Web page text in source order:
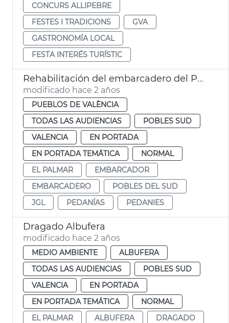
CONCURS ALLIPEBRE
FESTES I TRADICIONS
GVA
GASTRONOMÍA LOCAL
FESTA INTERÉS TURÍSTIC
Rehabilitación del embarcadero del Palmar
modificado hace 2 años
PUEBLOS DE VALÈNCIA
TODAS LAS AUDIENCIAS
POBLES SUD
VALENCIA
EN PORTADA
EN PORTADA TEMÁTICA
NORMAL
EL PALMAR
EMBARCADOR
EMBARCADERO
POBLES DEL SUD
JGL
PEDANÍAS PEDANIES
Dragado Albufera
modificado hace 2 años
MEDIO AMBIENTE
ALBUFERA
TODAS LAS AUDIENCIAS
POBLES SUD
VALENCIA
EN PORTADA
EN PORTADA TEMÁTICA
NORMAL
EL PALMAR
ALBUFERA
DRAGADO